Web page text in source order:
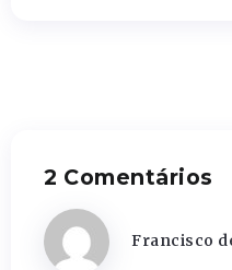
2 Comentários
Francisco